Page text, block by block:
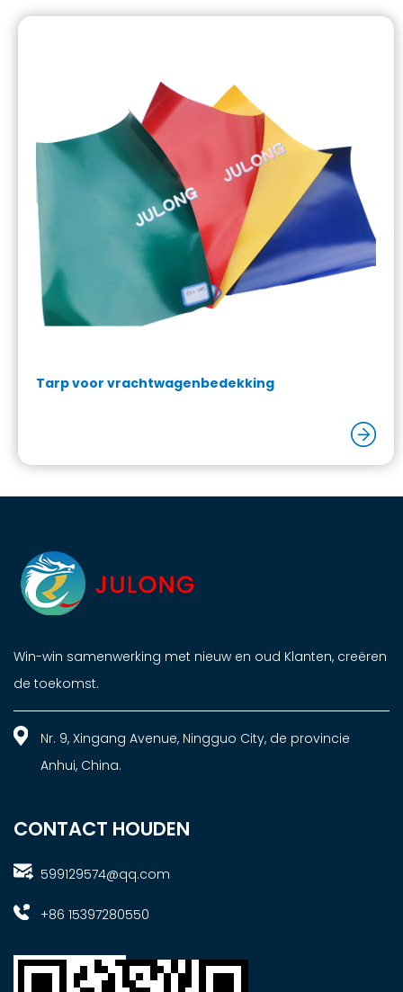
Tarp voor vrachtwagenbedekking
Win-win samenwerking met nieuw en oud Klanten, creëren
de toekomst.
Nr. 9, Xingang Avenue, Ningguo City, de provincie
Anhui, China.
CONTACT HOUDEN
599129574@qq.com
+86 15397280550